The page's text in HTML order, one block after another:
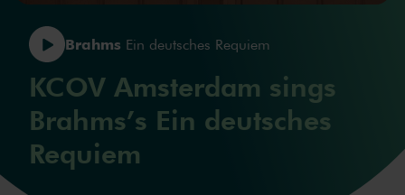
Brahms Ein deutsches Requiem
KCOV Amsterdam sings
Brahms’s Ein deutsches
Requiem